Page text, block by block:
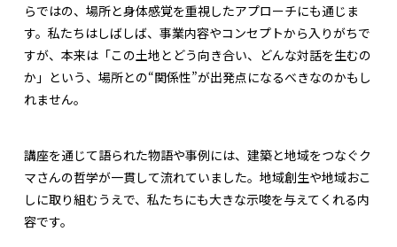
らではの、場所と身体感覚を重視したアプローチにも通じま
す。私たちはしばしば、事業内容やコンセプトから入りがちで
すが、本来は「この土地とどう向き合い、どんな対話を生むの
か」という、場所との“関係性”が出発点になるべきなのかもし
れません。
講座を通じて語られた物語や事例には、建築と地域をつなぐク
マさんの哲学が一貫して流れていました。地域創生や地域おこ
しに取り組むうえで、私たちにも大きな示唆を与えてくれる内
容です。